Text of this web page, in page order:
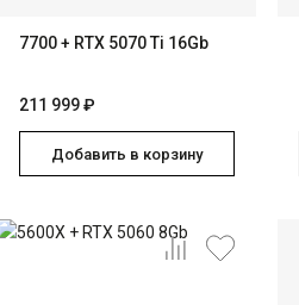
7700 + RTX 5070 Ti 16Gb
211 999 ₽
Добавить в корзину